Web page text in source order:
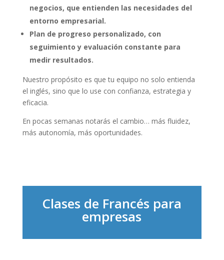
negocios, que entienden las necesidades del
entorno empresarial.
Plan de progreso personalizado, con
seguimiento y evaluación constante para
medir resultados.
Nuestro propósito es que tu equipo no solo entienda
el inglés, sino que lo use con confianza, estrategia y
eficacia.
En pocas semanas notarás el cambio… más fluidez,
más autonomía, más oportunidades.
Clases de Francés para
empresas